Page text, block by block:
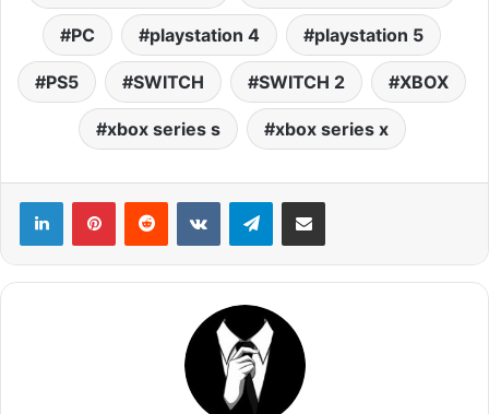
PC playstation 4 playstation 5
PS5 SWITCH SWITCH 2 XBOX
xbox series s xbox series x